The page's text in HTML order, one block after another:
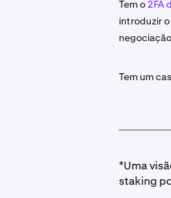
Tem o 2FA
introduzir o
Tem um
*Uma
staking